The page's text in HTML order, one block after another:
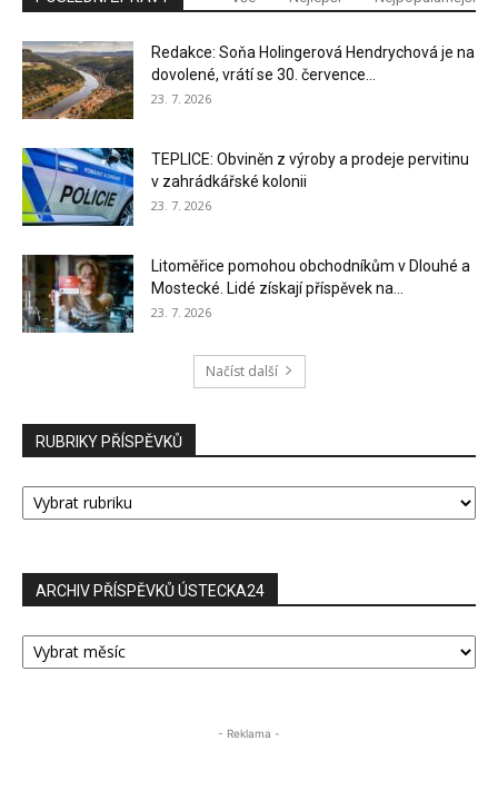
Redakce: Soňa Holingerová Hendrychová je na
dovolené, vrátí se 30. července...
23. 7. 2026
TEPLICE: Obviněn z výroby a prodeje pervitinu
v zahrádkářské kolonii
23. 7. 2026
Litoměřice pomohou obchodníkům v Dlouhé a
Mostecké. Lidé získají příspěvek na...
23. 7. 2026
Načíst další
RUBRIKY PŘÍSPĚVKŮ
RUBRIKY
PŘÍSPĚVKŮ
ARCHIV PŘÍSPĚVKŮ ÚSTECKA24
ARCHIV
PŘÍSPĚVKŮ
- Reklama -